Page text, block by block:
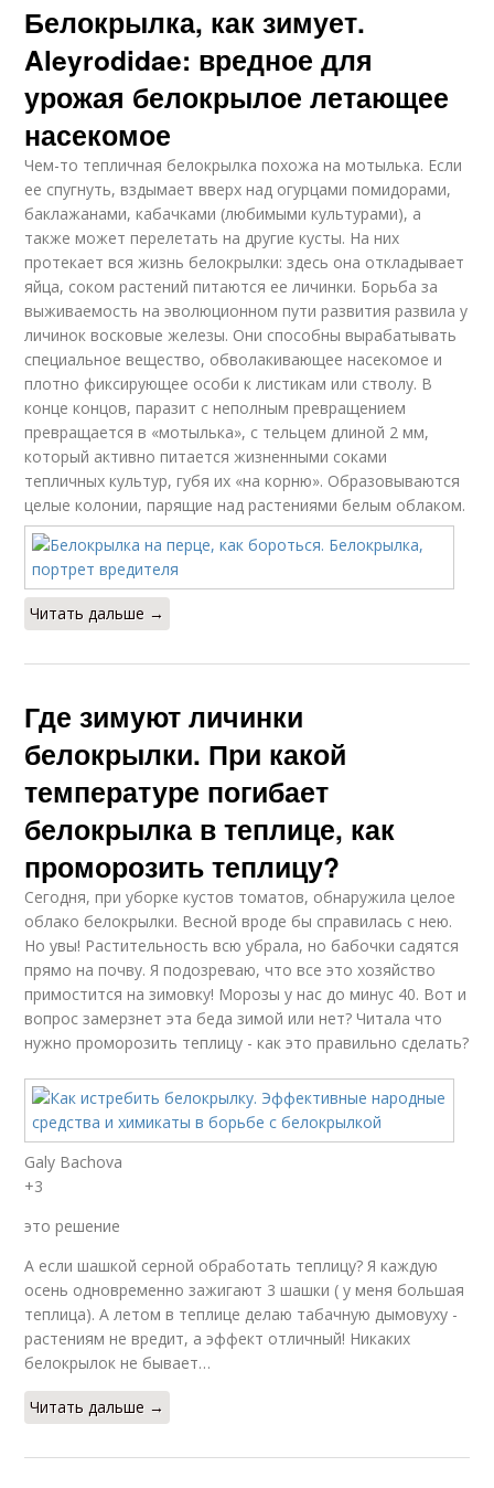
Белокрылка, как зимует.
Aleyrodidae: вредное для
урожая белокрылое летающее
насекомое
Чем-то тепличная белокрылка похожа на мотылька. Если
ее спугнуть, вздымает вверх над огурцами помидорами,
баклажанами, кабачками (любимыми культурами), а
также может перелетать на другие кусты. На них
протекает вся жизнь белокрылки: здесь она откладывает
яйца, соком растений питаются ее личинки. Борьба за
выживаемость на эволюционном пути развития развила у
личинок восковые железы. Они способны вырабатывать
специальное вещество, обволакивающее насекомое и
плотно фиксирующее особи к листикам или стволу. В
конце концов, паразит с неполным превращением
превращается в «мотылька», с тельцем длиной 2 мм,
который активно питается жизненными соками
тепличных культур, губя их «на корню». Образовываются
целые колонии, парящие над растениями белым облаком.
Читать дальше →
Где зимуют личинки
белокрылки. При какой
температуре погибает
белокрылка в теплице, как
проморозить теплицу?
Сегодня, при уборке кустов томатов, обнаружила целое
облако белокрылки. Весной вроде бы справилась с нею.
Но увы! Растительность всю убрала, но бабочки садятся
прямо на почву. Я подозреваю, что все это хозяйство
примостится на зимовку! Морозы у нас до минус 40. Вот и
вопрос замерзнет эта беда зимой или нет? Читала что
нужно проморозить теплицу - как это правильно сделать?
Galy Bachova
+3
это решение
А если шашкой серной обработать теплицу? Я каждую
осень одновременно зажигают 3 шашки ( у меня большая
теплица). А летом в теплице делаю табачную дымовуху -
растениям не вредит, а эффект отличный! Никаких
белокрылок не бывает…
Читать дальше →